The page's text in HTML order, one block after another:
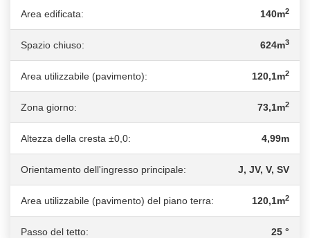
Area edificata: 140m2
Spazio chiuso: 624m3
Area utilizzabile (pavimento): 120,1m2
Zona giorno: 73,1m2
Altezza della cresta ±0,0: 4,99m
Orientamento dell'ingresso principale: J, JV, V, SV
Area utilizzabile (pavimento) del piano terra: 120,1m2
Passo del tetto: 25 °